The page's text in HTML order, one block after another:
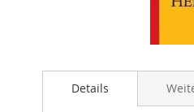
Anfang
Details